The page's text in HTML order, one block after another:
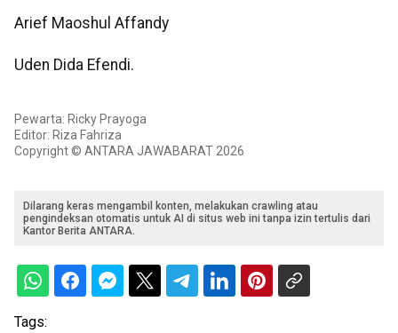
Arief Maoshul Affandy
Uden Dida Efendi.
Pewarta: Ricky Prayoga
Editor: Riza Fahriza
Copyright © ANTARA JAWABARAT 2026
Dilarang keras mengambil konten, melakukan crawling atau
pengindeksan otomatis untuk AI di situs web ini tanpa izin tertulis dari
Kantor Berita ANTARA.
Tags: